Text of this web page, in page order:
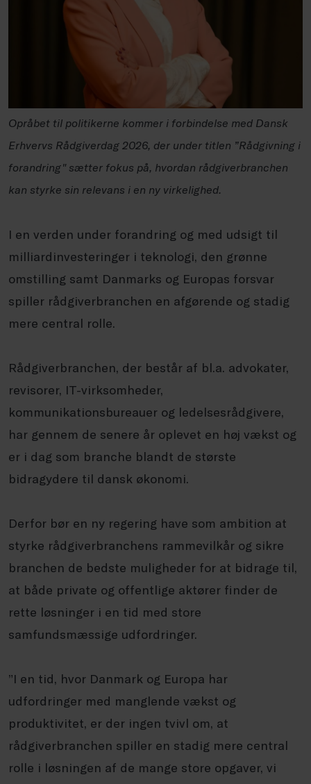
Opråbet til politikerne kommer i forbindelse med Dansk
Erhvervs Rådgiverdag 2026, der under titlen ”Rådgivning i
forandring" sætter fokus på, hvordan rådgiverbranchen
kan styrke sin relevans i en ny virkelighed.
I en verden under forandring og med udsigt til
milliardinvesteringer i teknologi, den grønne
omstilling samt Danmarks og Europas forsvar
spiller rådgiverbranchen en afgørende og stadig
mere central rolle.
Rådgiverbranchen, der består af bl.a. advokater,
revisorer, IT-virksomheder,
kommunikationsbureauer og ledelsesrådgivere,
har gennem de senere år oplevet en høj vækst og
er i dag som branche blandt de største
bidragydere til dansk økonomi.
Derfor bør en ny regering have som ambition at
styrke rådgiverbranchens rammevilkår og sikre
branchen de bedste muligheder for at bidrage til,
at både private og offentlige aktører finder de
rette løsninger i en tid med store
samfundsmæssige udfordringer.
”I en tid, hvor Danmark og Europa har
udfordringer med manglende vækst og
produktivitet, er der ingen tvivl om, at
rådgiverbranchen spiller en stadig mere central
rolle i løsningen af de mange store opgaver, vi